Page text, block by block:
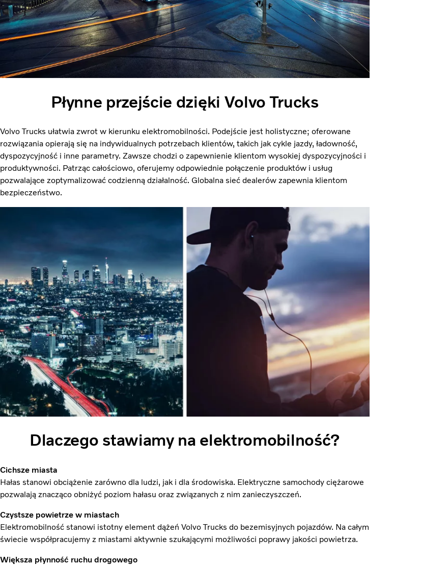
Płynne przejście dzięki Volvo Trucks
Volvo Trucks ułatwia zwrot w kierunku elektromobilności. Podejście jest holistyczne; oferowane
rozwiązania opierają się na indywidualnych potrzebach klientów, takich jak cykle jazdy, ładowność,
dyspozycyjność i inne parametry. Zawsze chodzi o zapewnienie klientom wysokiej dyspozycyjności i
produktywności. Patrząc całościowo, oferujemy odpowiednie połączenie produktów i usług
pozwalające zoptymalizować codzienną działalność. Globalna sieć dealerów zapewnia klientom
bezpieczeństwo.
Dlaczego stawiamy na elektromobilność?
Cichsze miasta
Hałas stanowi obciążenie zarówno dla ludzi, jak i dla środowiska. Elektryczne samochody ciężarowe
pozwalają znacząco obniżyć poziom hałasu oraz związanych z nim zanieczyszczeń.
Czystsze powietrze w miastach
Elektromobilność stanowi istotny element dążeń Volvo Trucks do bezemisyjnych pojazdów. Na całym
świecie współpracujemy z miastami aktywnie szukającymi możliwości poprawy jakości powietrza.
Większa płynność ruchu drogowego